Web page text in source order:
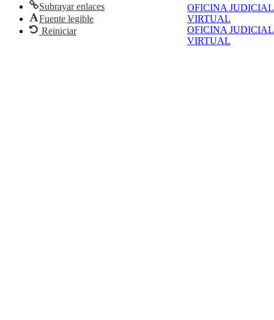
OFICINA JUDICIAL
VIRTUAL
OFICINA JUDICIAL
VIRTUAL
Subrayar enlaces
Fuente legible
Reiniciar